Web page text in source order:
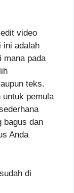
video
ini adalah
mana pada
teks.
pemula
bagus dan
Anda
di